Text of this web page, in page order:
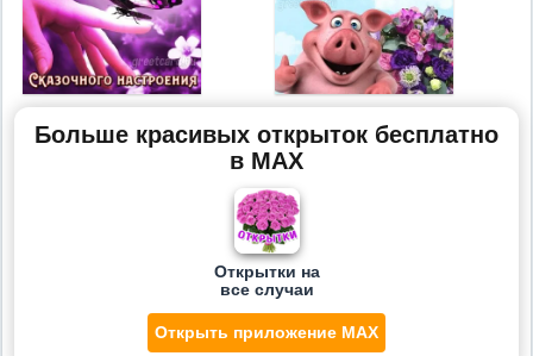
Больше красивых открыток бесплатно
в MAX
Открытки на
все случаи
Открыть приложение MAX